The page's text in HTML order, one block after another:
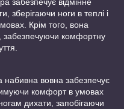
забезпечує відмінне
зберігаючи ноги в теплі і
Крім того, вона
забезпечуючи комфортну
набивна вовна забезпечує
комфорт в умовах
дихати, запобігаючи